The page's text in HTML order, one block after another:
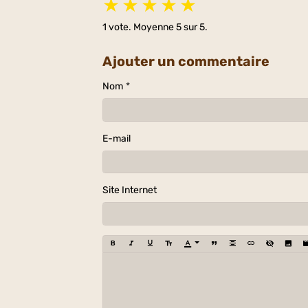
★ ★ ★ ★ ★
1 vote. Moyenne5sur 5.
Ajouter un commentaire
Nom
E-mail
Site Internet